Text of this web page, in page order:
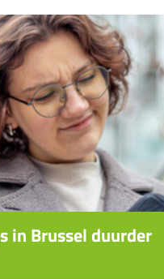
in Brussel duurder